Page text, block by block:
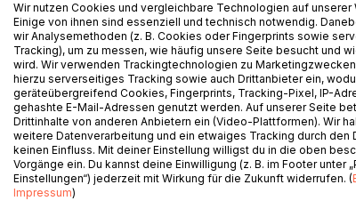
BESCHREIBUNG
Ein Kind rennt durch die Nacht, auf der
Atem an.
Marcus ist zehn Jahre alt, als er sich auf
und große Städte. Er begegnet
Während die Ermittler im Dunkeln tappen,
bleiben kann, unfähig zur Bindung.
AUTOR/IN
Wir nutzen Cookies und vergleichbare Technologien auf unserer
Einige von ihnen sind essenziell und technisch notwendig.
wir Analysemethoden (z. B. Cookies oder Fingerprints sowie
Tracking), um zu messen, wie häufig unsere Seite besucht und
wird. Wir verwenden Trackingtechnologien zu
hierzu serverseitiges Tracking sowie auch Drittanbieter ein,
geräteübergreifend Cookies, Fingerprints, Tracking-Pixel, IP-
gehashte E-Mail-Adressen genutzt werden. Auf unserer Seite
Drittinhalte von anderen Anbietern ein (Video-Plattformen). Wir
weitere Datenverarbeitung und ein etwaiges Tracking durch den
keinen Einfluss. Mit deiner Einstellung willigst du in die oben
Vorgänge ein. Du kannst deine Einwilligung (z. B. im Footer unter
Einstellungen“) jederzeit mit Wirkung für die Zukunft widerrufen. (
Impressum)